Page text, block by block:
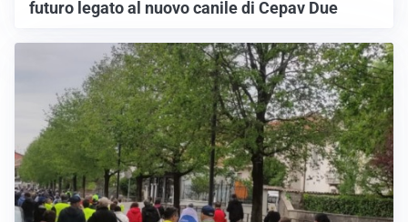
futuro legato al nuovo canile di Cepav Due